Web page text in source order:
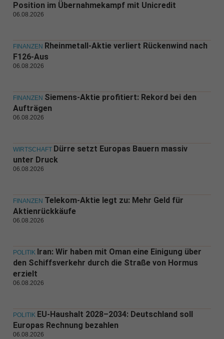
Position im Übernahmekampf mit Unicredit
06.08.2026
FINANZEN Rheinmetall-Aktie verliert Rückenwind nach
F126-Aus
06.08.2026
FINANZEN Siemens-Aktie profitiert: Rekord bei den
Aufträgen
06.08.2026
WIRTSCHAFT Dürre setzt Europas Bauern massiv
unter Druck
06.08.2026
FINANZEN Telekom-Aktie legt zu: Mehr Geld für
Aktienrückkäufe
06.08.2026
POLITIK Iran: Wir haben mit Oman eine Einigung über
den Schiffsverkehr durch die Straße von Hormus
erzielt
06.08.2026
POLITIK EU-Haushalt 2028–2034: Deutschland soll
Europas Rechnung bezahlen
06.08.2026